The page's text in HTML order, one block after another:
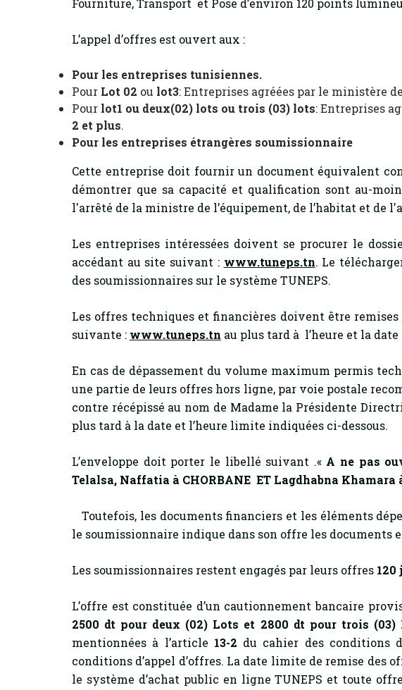
Fourniture, Transport et Pose d’environ 120 points
L’appel d’offres est ouvert aux :
Pour les entreprises tunisiennes.
Pour Lot 02 ou lot3: Entreprises agréées par le ministère
Pour lot1 ou deux(02) lots ou trois (03) lots: Entreprises
2 et plus.
Pour les entreprises étrangères soumissionnaire
Cette entreprise doit fournir un document équivalent
démontrer que sa capacité et qualification sont au-
l'arrêté de la ministre de l’équipement, de l’habitat et de
Les entreprises intéressées doivent se procurer le
accédant au site suivant : www.tuneps.tn. Le
des soumissionnaires sur le système TUNEPS.
Les offres techniques et financières doivent être remises
suivante : www.tuneps.tn au plus tard à l’heure et la
En cas de dépassement du volume maximum permis
une partie de leurs offres hors ligne, par voie postale
contre récépissé au nom de Madame la Présidente
plus tard à la date et l’heure limite indiquées ci-dessous.
L’enveloppe doit porter le libellé suivant .« A ne pas
Telalsa, Naffatia à CHORBANE ET Lagdhabna Khamara
Toutefois, les documents financiers et les éléments
le soumissionnaire indique dans son offre les documents
Les soumissionnaires restent engagés par leurs offres 120
L’offre est constituée d’un cautionnement bancaire
2500 dt pour deux (02) Lots et 2800 dt pour trois (03)
mentionnées à l’article 13-2 du cahier des conditions
conditions d’appel d’offres. La date limite de remise des
le système d’achat public en ligne TUNEPS et toute